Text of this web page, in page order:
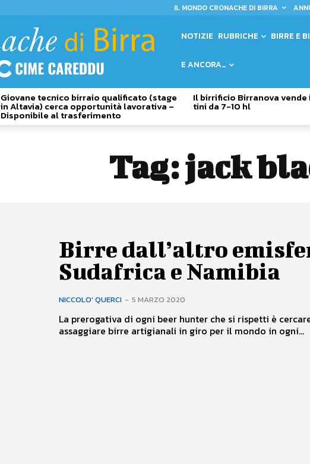
IL MONDO CRONACHE DI BIRRA
NOTIZIE RUBRICHE BIRRE E
E ANCORA…
Giovane tecnico birraio qualificato (stage
in Altavia) cerca opportunità lavorativa –
Disponibile al trasferimento
Il birrificio Birranova
tini da 7-10 hl
Tag:jack
Birre dall’altro
Sudafrica e Namibia
NICCOLO' QUERCI - 5 MARZO 2020
La prerogativa di ogni beer hunter che si rispetti è
assaggiare birre artigianali in giro per il mondo in ogni...